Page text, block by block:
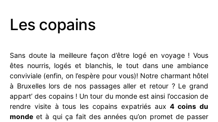
Les copains
Sans doute la meilleure façon d’être logé en voyage ! Vous
êtes nourris, logés et blanchis, le tout dans une ambiance
conviviale (enfin, on l’espère pour vous)! Notre charmant hôtel
à Bruxelles lors de nos passages aller et retour ? Le grand
appart’ des copains ! Un tour du monde est ainsi l’occasion de
rendre visite à tous les copains expatriés aux4 coins du
monde et à qui ça fait des années qu’on promet de passer